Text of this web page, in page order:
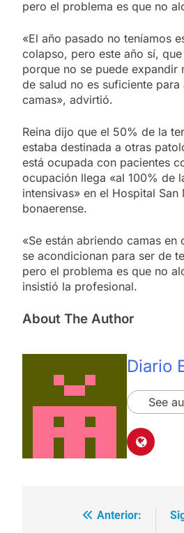
pero el problema es que no
«El año pasado no teníamos
colapso, pero este año sí,
porque no se puede expandir
de salud no es suficiente para
camas», advirtió.
Reina dijo que el 50% de la
estaba destinada a otras
está ocupada con pacientes
ocupación llega «al 100% de
intensivas» en el Hospital
bonaerense.
«Se están abriendo camas en
se acondicionan para ser de
pero el problema es que no
insistió la profesional.
About The Author
Diario
See
Navegación
Anterior: